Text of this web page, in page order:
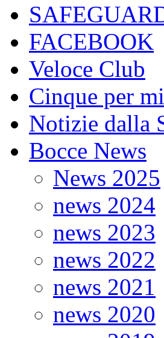
FACEBOOK
Veloce Club
Cinque per
Notizie dalla
Bocce News
News 2025
news 2024
news 2023
news 2022
news 2021
news 2020